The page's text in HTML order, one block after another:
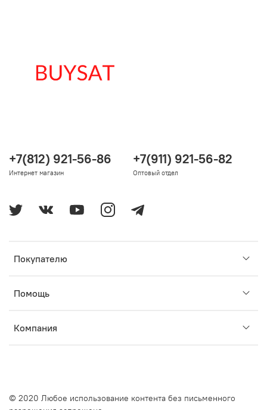
Покупателю
Помощь
Компания
+7(812) 921-56-86
Интернет магазин
+7(911) 921-56-82
Оптовый отдел
© 2020 Любое использование контента без письменного